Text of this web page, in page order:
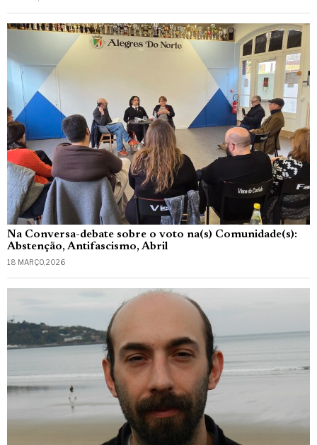
Na Conversa-debate sobre o voto na(s) Comunidade(s):
Abstenção, Antifascismo, Abril
18 MARÇO, 2026